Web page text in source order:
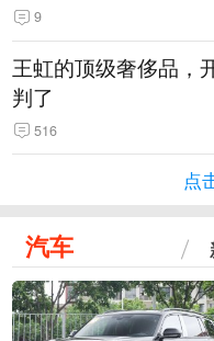
9
王虹的顶级奢侈品，
判了
516
点
汽车